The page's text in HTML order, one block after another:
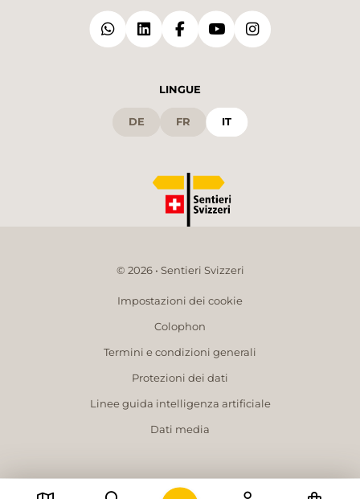
LINGUE
DE FR IT
© 2026 • Sentieri Svizzeri
Impostazioni dei cookie
Colophon
Termini e condizioni generali
Protezioni dei dati
Linee guida intelligenza artificiale
Dati media